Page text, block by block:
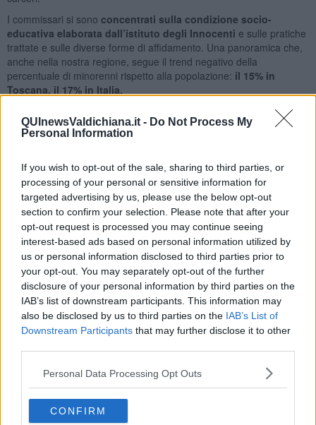
QUInewsValdichiana.it - Do Not Process My
Personal Information
If you wish to opt-out of the sale, sharing to third parties, or
processing of your personal or sensitive information for
targeted advertising by us, please use the below opt-out
section to confirm your selection. Please note that after your
opt-out request is processed you may continue seeing
interest-based ads based on personal information utilized by
us or personal information disclosed to third parties prior to
your opt-out. You may separately opt-out of the further
disclosure of your personal information by third parties on the
IAB’s list of downstream participants. This information may
also be disclosed by us to third parties on the IAB’s List of
Downstream Participants that may further disclose it to other
Personal Data Processing Opt Outs
CONFIRM
I commissari si sono concentrati sulla condizione socio-
educativa elaborata dall’istituto degli Innocenti e sulle pratiche
trattate e sulle diverse forme di affidamento. Una panoramica che,
anche nella nostra regione, segue il trend negativo della
percentuale di minorenni rispetto alla popolazione: il 15% in
Toscana, il 17% in Italia.
necessità di lavorare sulla cultura genitoriale, sui consultori per i
giovani, passando per la promozione di stili di vita sani e positivi, e
l’investimento nell’educazione, guardando a linee omogenee nella
presa in carico dei minori.
“Non ci può essere qualità della vita se in primis non guardiamo ai
nostri giovani –ha osservato il presidente Scaramelli– dovrà
essere compito di tutti noi lavorare per leggi che rispondano a
questo binomio”. La commissione ha quindi espresso parere
secondario positivo, all’unanimità,sulla relazione 2014 del
Garante per l’Infanzia el’adolescenza.
Stessa espressione di voto favorevole anche per la relazione del
Garante regionale dei detenuti, illustrata dallo stesso garante,
Franco Corleone, che si èconcentrato in particolare sulla salute
solo il 27% dei detenuti può essere considerato
sano. Con tutte le problematiche relative a tossicodipendenza,
suicidi,episodi di autolesionismo e disagi psichici.
Garante ha quindi illustrato una situazione